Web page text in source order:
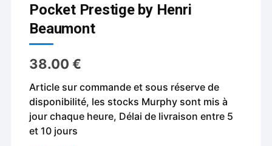
Pocket Prestige by Henri
Beaumont
38.00€
Article sur commande et sous réserve de
disponibilité, les stocks Murphy sont mis à
jour chaque heure, Délai de livraison entre 5
et 10 jours